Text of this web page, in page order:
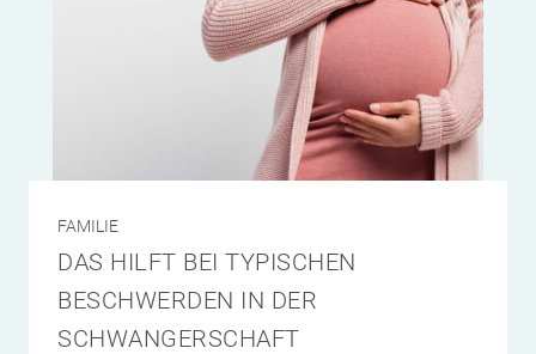
FAMILIE
DAS HILFT BEI TYPISCHEN
BESCHWERDEN IN DER
SCHWANGERSCHAFT